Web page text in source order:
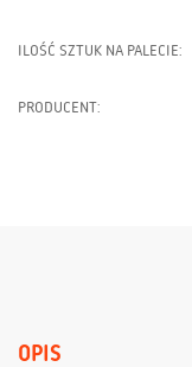
ILOŚĆ SZTUK NA PALECIE:
PRODUCENT:
OPIS